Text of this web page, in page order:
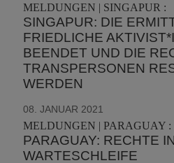
MELDUNGEN | SINGAPUR :
SINGAPUR: DIE
FRIEDLICHE
BEENDET UND DIE
TRANSPERSONEN
WERDEN
08. JANUAR 2021
MELDUNGEN | PARAGUAY :
PARAGUAY: RECHTE
WARTESCHLEIFE